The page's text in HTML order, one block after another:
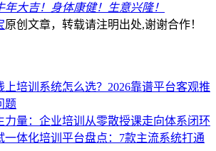
大吉！身体康健！生意兴隆！
原创文章，转载请注明出处,谢谢合作！
上培训系统怎么选？2026靠谱平台客观推
题
力量：企业培训从零散授课走向体系闭环
一体化培训平台盘点：7款主流系统打通